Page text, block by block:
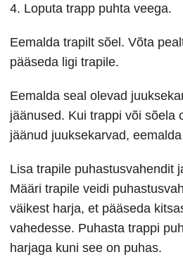
Loputa trapp puhta veega.
Eemalda trapilt sõel. Võta
pääseda ligi trapile.
Eemalda seal olevad
jäänused. Kui trappi või sõela
jäänud juuksekarvad,
Lisa trapile puhastusvahendit
Määri trapile veidi
väikest harja, et pääseda
vahedesse. Puhasta trappi
harjaga kuni see on puhas.